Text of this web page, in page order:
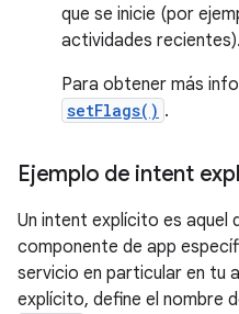
que se inicie (por
actividades recientes).
Para obtener más
setFlags() .
Ejemplo de intent
Un intent explícito es aquel
componente de app
servicio en particular en tu
explícito, define el nombre